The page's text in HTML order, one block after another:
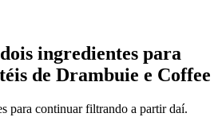
ingredientes para
de Drambuie e Coffee
para continuar filtrando a partir daí.